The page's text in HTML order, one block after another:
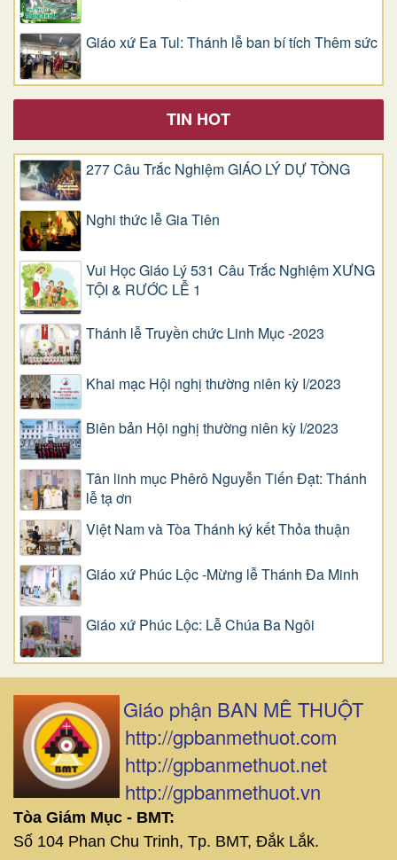
Giáo xứ Ea Tul: Thánh lễ ban bí tích Thêm sức
TIN HOT
277 Câu Trắc Nghiệm GIÁO LÝ DỰ TÒNG
Nghi thức lễ Gia Tiên
Vui Học Giáo Lý 531 Câu Trắc Nghiệm XƯNG
TỘI & RƯỚC LỄ 1
Thánh lễ Truyền chức Linh Mục -2023
Khai mạc Hội nghị thường niên kỳ I/2023
Biên bản Hội nghị thường niên kỳ I/2023
Tân linh mục Phêrô Nguyễn Tiến Đạt: Thánh
lễ tạ ơn
Việt Nam và Tòa Thánh ký kết Thỏa thuận
Giáo xứ Phúc Lộc -Mừng lễ Thánh Đa Minh
Giáo xứ Phúc Lộc: Lễ Chúa Ba Ngôi
Giáo phận BAN MÊ THUỘT
http://gpbanmethuot.com
http://gpbanmethuot.net
http://gpbanmethuot.vn
Tòa Giám Mục - BMT:
Số 104 Phan Chu Trinh, Tp. BMT, Đắk Lắk.